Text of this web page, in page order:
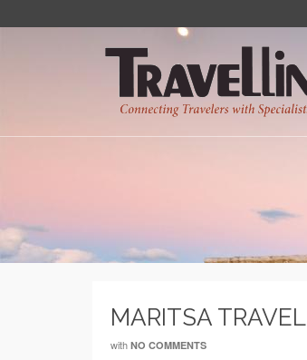
MARITSA TRAVEL
with NO COMMENTS